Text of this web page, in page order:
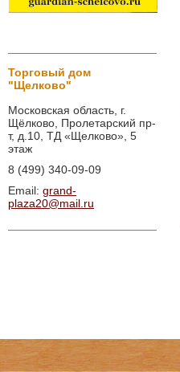
Торговый дом
"Щелково"
Московская область, г.
Щёлково, Пролетарский пр-
т, д.10, ТД «Щелково», 5
этаж
8 (499) 340-09-09
Email: grand-
plaza20@mail.ru